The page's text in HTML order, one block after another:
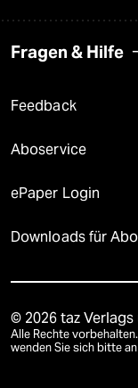
Fragen & Hilfe
Feedback
Aboservice
ePaper Login
Downloads für
© 2026 taz
Alle Rechte
wenden Sie sich bitte an